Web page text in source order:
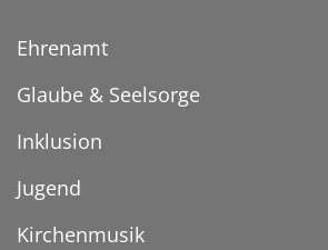
Ehrenamt
Glaube & Seelsorge
Inklusion
Jugend
Kirchenmusik